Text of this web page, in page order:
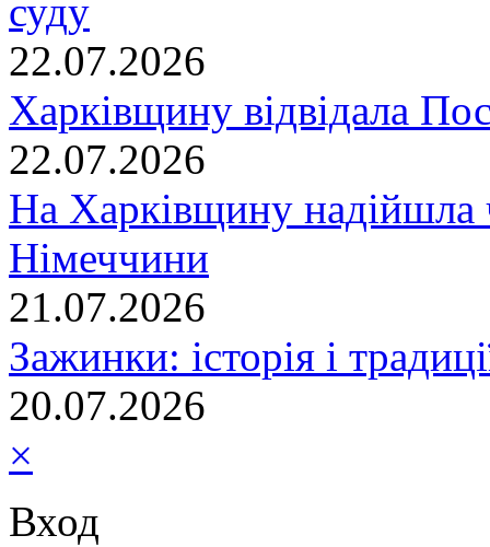
суду
22.07.2026
Харківщину відвідала
22.07.2026
На Харківщину надійшла
Німеччини
21.07.2026
Зажинки: історія і
20.07.2026
×
Вход